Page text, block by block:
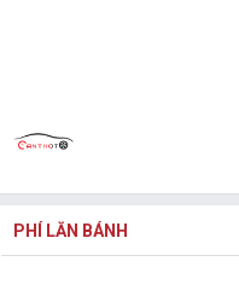
PHÍ LĂN BÁNH